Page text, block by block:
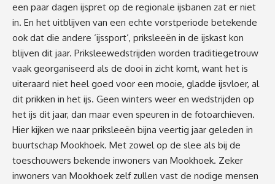
een paar dagen ijspret op de regionale ijsbanen zat er niet
in. En het uitblijven van een echte vorstperiode betekende
ook dat die andere ‘ijssport’, priksleeën in de ijskast kon
blijven dit jaar. Priksleewedstrijden worden traditiegetrouw
vaak georganiseerd als de dooi in zicht komt, want het is
uiteraard niet heel goed voor een mooie, gladde ijsvloer, al
dit prikken in het ijs. Geen winters weer en wedstrijden op
het ijs dit jaar, dan maar even speuren in de fotoarchieven.
Hier kijken we naar priksleeën bijna veertig jaar geleden in
buurtschap Mookhoek. Met zowel op de slee als bij de
toeschouwers bekende inwoners van Mookhoek. Zeker
inwoners van Mookhoek zelf zullen vast de nodige mensen